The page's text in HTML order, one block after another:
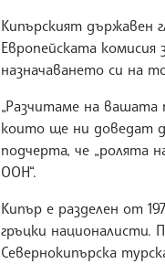
Кипърският държавен
Европейската
назначаването си на
„Разчитаме на вашата
които ще ни доведат
подчерта, че „ролята
ООН“.
Кипър е разделен от
гръцки националисти.
Севернокипърска